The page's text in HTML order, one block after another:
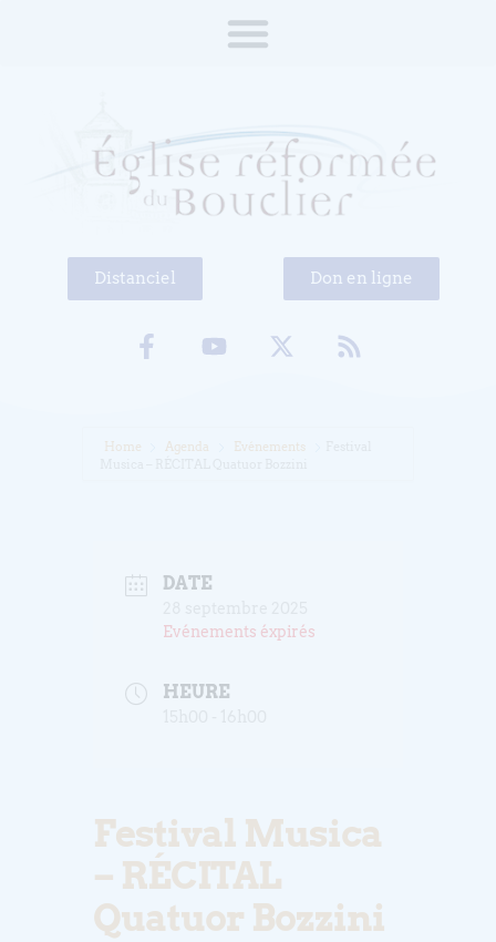
Distanciel Don en ligne
Home Agenda Evénements
DATE
Evénements éxpirés
HEURE
Festival Musica
– RÉCITAL
Quatuor Bozzini